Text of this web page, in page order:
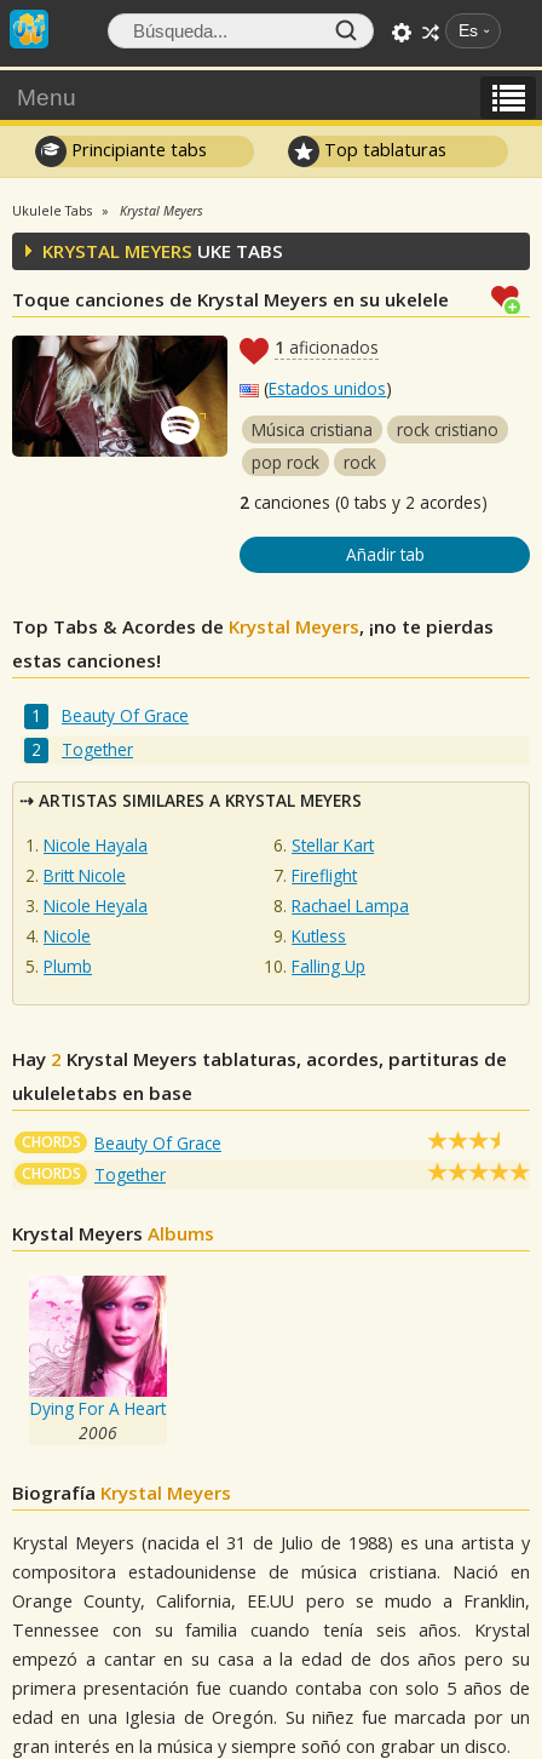
Es
Menu
Principiante tabs Top tablaturas
Ukulele Tabs Krystal Meyers
KRYSTAL MEYERS UKE TABS
Toque canciones de Krystal Meyers en su ukelele
1 aficionados
(Estados unidos)
Música cristiana
rock cristiano
pop rock
rock
2 canciones (0 tabs y 2 acordes)
Añadir tab
Top Tabs & Acordes de Krystal Meyers, ¡no te pierdas
estas canciones!
Beauty Of Grace
Together
ARTISTAS SIMILARES A KRYSTAL MEYERS
Nicole Hayala
Britt Nicole
Nicole Heyala
Nicole
Plumb
Stellar Kart
Fireflight
Rachael Lampa
Kutless
Falling Up
Hay 2 Krystal Meyers tablaturas, acordes, partituras de
ukuleletabs en base
CHORDS Beauty Of Grace
CHORDS Together
Krystal Meyers Albums
Dying For A Heart
2006
Biografía Krystal Meyers
Krystal Meyers (nacida el 31 de Julio de 1988) es una artista y
compositora estadounidense de música cristiana. Nació en
Orange County, California, EE.UU pero se mudo a Franklin,
Tennessee con su familia cuando tenía seis años. Krystal
empezó a cantar en su casa a la edad de dos años pero su
primera presentación fue cuando contaba con solo 5 años de
edad en una Iglesia de Oregón. Su niñez fue marcada por un
gran interés en la música y siempre soñó con grabar un disco.